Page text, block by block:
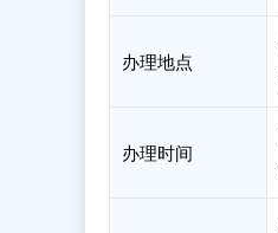
办理地点
办理时间